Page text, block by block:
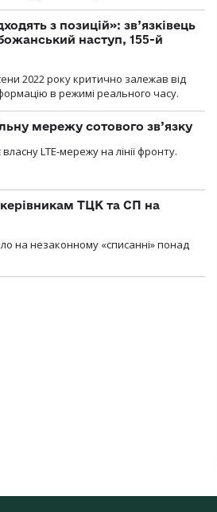
з позицій»: зв’язківець
наступ, 155-й
2022 року критично залежав від
в режимі реального часу.
мережу сотового зв’язку
LTE-мережу на лінії фронту.
ТЦК та СП на
на незаконному «списанні» понад